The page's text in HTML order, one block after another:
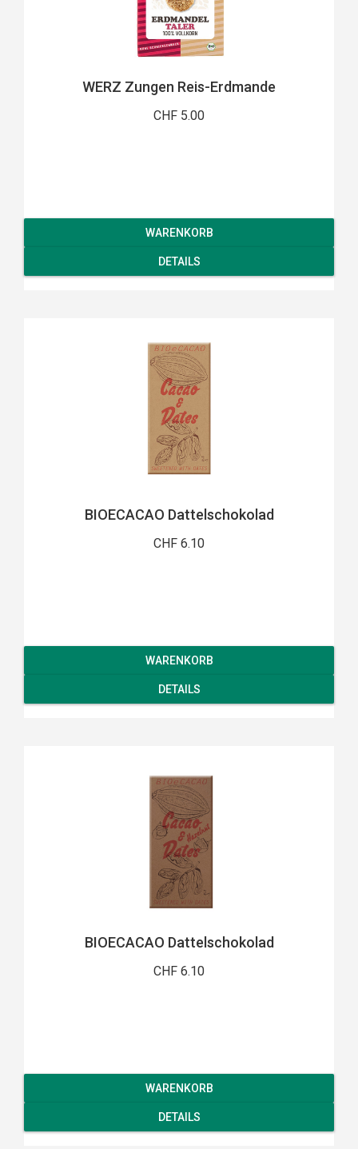
WERZ Zungen Reis-Erdmande
CHF 5.00
WARENKORB
DETAILS
BIOECACAO Dattelschokolad
CHF 6.10
WARENKORB
DETAILS
BIOECACAO Dattelschokolad
CHF 6.10
WARENKORB
DETAILS